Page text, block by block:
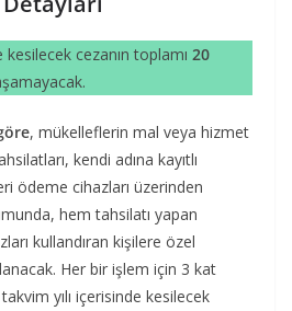
kesilecek cezanın toplamı 20
, mükelleflerin mal veya hizmet
kendi adına kayıtlı
ödeme cihazları üzerinden
hem tahsilatı yapan
kullandıran kişilere özel
Her bir işlem için 3 kat
yılı içerisinde kesilecek